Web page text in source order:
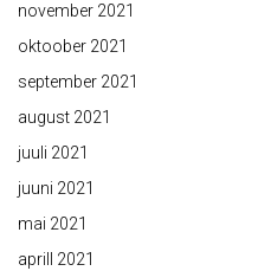
november 2021
oktoober 2021
september 2021
august 2021
juuli 2021
juuni 2021
mai 2021
aprill 2021